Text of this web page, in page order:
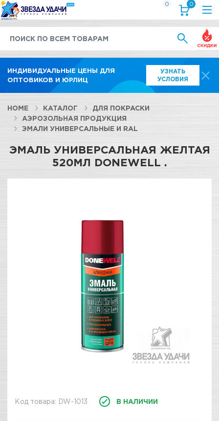
ИНДИВИДУАЛЬНЫЕ ЦЕНЫ ДЛЯ
ОПТОВИКОВ И ЮРЛИЦ
УЗНАТЬ
УСЛОВИЯ
0 0
HOME КАТАЛОГ
ДЛЯ ПОКРАСКИ
АЭРОЗОЛЬНАЯ ПРОДУКЦИЯ
ЭМАЛИ УНИВЕРСАЛЬНЫЕ И RAL
ЭМАЛЬ УНИВЕРСАЛЬНАЯ ЖЕЛТАЯ
520МЛ DONEWELL .
Код товара: DW-1013 В НАЛИЧИИ